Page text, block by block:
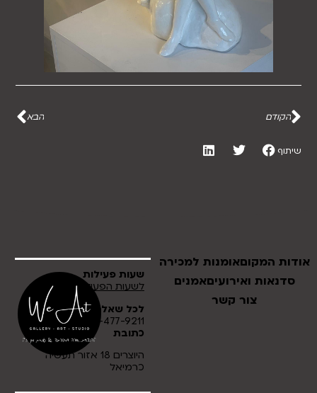
הקודם הבא
שיתוף
שעות פעילות
לשעות הפעילות לחץ כאן
לכל שאלה
054-477-9211
כתובת
היוצרים 18 אזור תעשיה
כרמיאל
אודות המקוםאומנות למכירה
סדנאות ואירועיםאמנים
צור קשר